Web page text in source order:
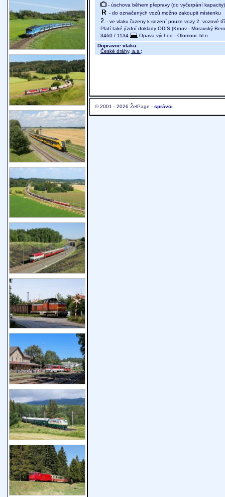
- úschova během přepravy (do vyčerpání kapacity)
- do označených vozů možno zakoupit místenku
- ve vlaku řazeny k sezení pouze vozy 2. vozové
Platí také jízdní doklady ODIS (Krnov - Moravský
3460 / 1134
Opava východ - Olomouc hl.n.
Dopravce vlaku:
České dráhy, a.s. ;
© 2001 - 2026 ŽelPage - správci